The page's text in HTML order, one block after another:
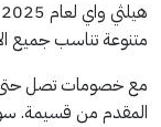
متنوعة تناسب جميع
المقدم من قسيمة.